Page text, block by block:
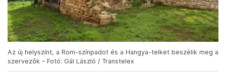
Az új helyszínt, a Rom-színpadot és a Hangya-telket beszélik meg a
szervezők – Fotó: Gál László / Transtelex